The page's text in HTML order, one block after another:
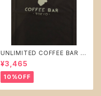
UNLIMITED COFFEE BAR オ
リジナル Ｔシャツ 【 ブラック 】t
シャツ Lサイズ
¥3,465
10%OFF